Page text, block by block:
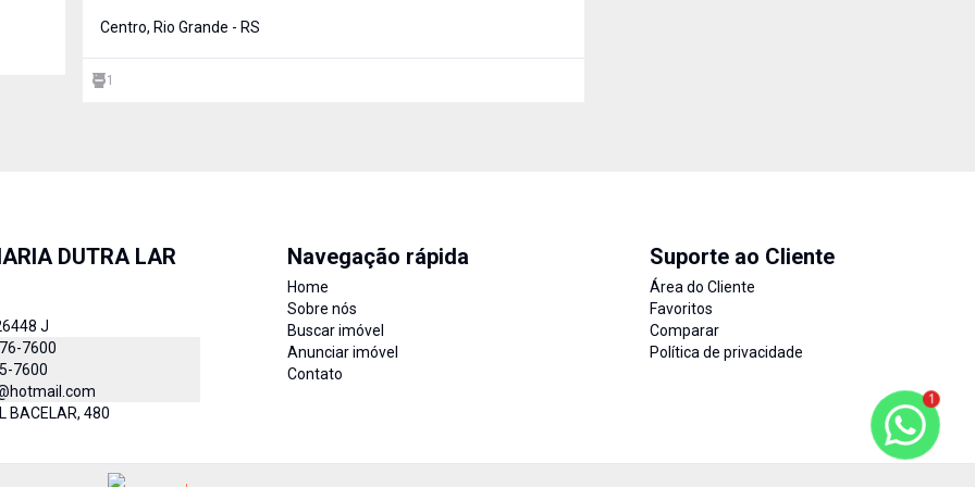
Centro, Rio Grande - RS
1
DUTRA LAR
J
7600
7600
BACELAR, 480
Navegação rápida
Home
Sobre nós
Buscar imóvel
Anunciar imóvel
Contato
Suporte ao Cliente
Área do Cliente
Favoritos
Comparar
Política de privacidade
1